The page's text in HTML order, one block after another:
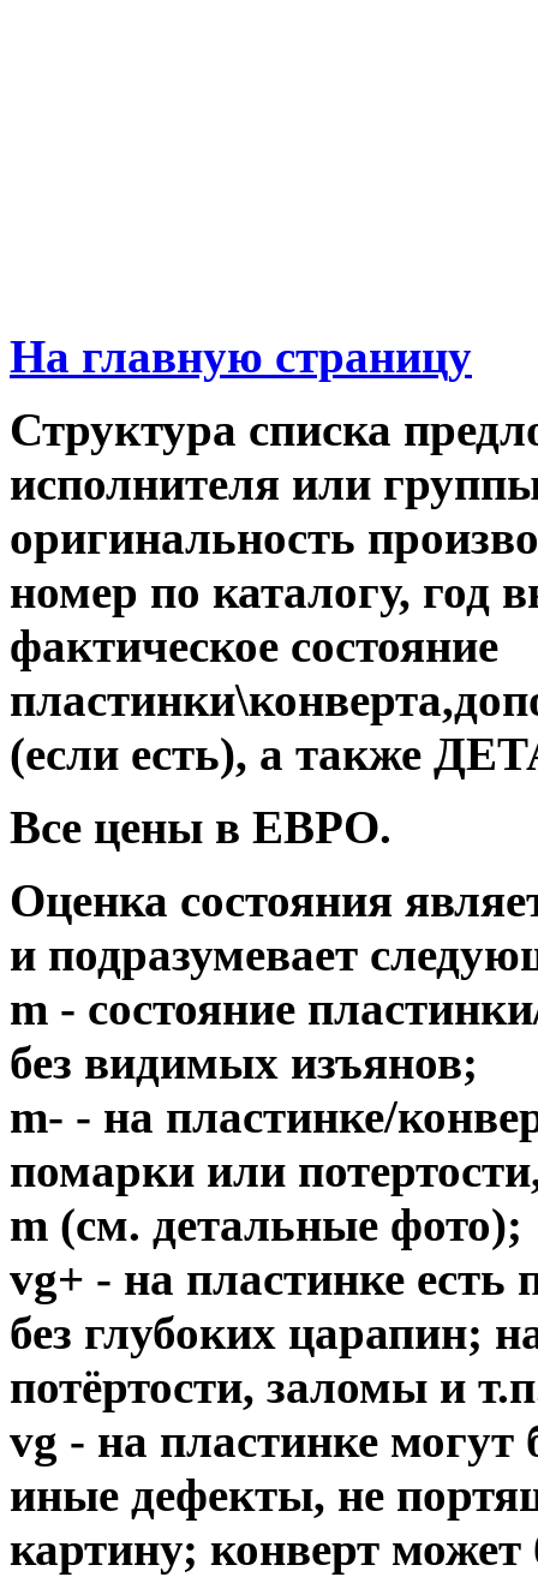
На главную страницу
Структура списка
исполнителя или
оригинальность
номер по каталогу, год
фактическое состояние
(если есть), а также
Все цены в ЕВРО.
Оценка состояния
и подразумевает
m - состояние
без видимых изъянов;
m- - на пластинке/
помарки или
m (см. детальные фото);
vg+ - на пластинке есть
без глубоких царапин;
потёртости, заломы и
vg - на пластинке
иные дефекты, не
картину; конверт